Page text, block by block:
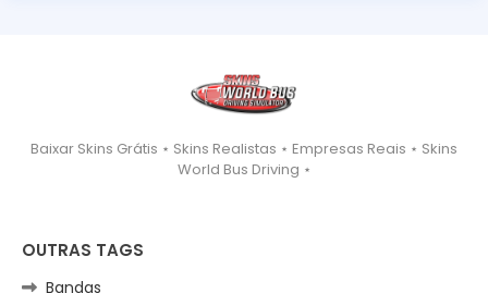
Baixar Skins Grátis ⋆ Skins Realistas ⋆ Empresas Reais ⋆ Skins
World Bus Driving ⋆
OUTRAS TAGS
Bandas